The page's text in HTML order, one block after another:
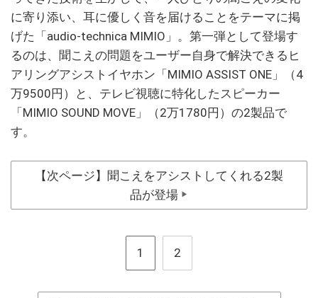
に寄り添い、耳に優しく音を届けることをテーマに掲
げた「audio-technica MIMIO」。第一弾として登場す
るのは、聞こえの問題をユーザー自身で解決できるヒ
アリングアシストイヤホン「MIMIO ASSIST ONE」（4
万9500円）と、テレビ視聴に特化したスピーカー
「MIMIO SOUND MOVE」（2万1780円）の2製品で
す。
【次ページ】聞こえをアシストしてくれる2製
品が登場 ▶
1 2